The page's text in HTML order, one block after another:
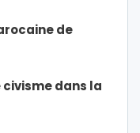
de
dans la